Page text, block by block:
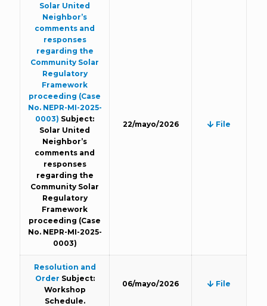
Solar United
Neighbor’s
comments and
responses
regarding the
Community Solar
Regulatory
Framework
proceeding (Case
No. NEPR-MI-2025-
0003) Subject:
Solar United
Neighbor’s
comments and
responses
regarding the
Community Solar
Regulatory
Framework
proceeding (Case
No. NEPR-MI-2025-
0003)
22/mayo/2026 File
Resolution and
Order Subject:
Workshop
Schedule.
06/mayo/2026 File